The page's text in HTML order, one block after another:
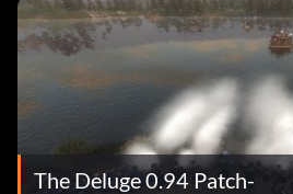
The Deluge 0.94 Patch-